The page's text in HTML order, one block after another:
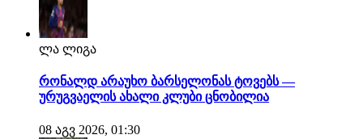
ლა ლიგა
რონალდ არაუხო ბარსელონას ტოვებს —
ურუგვაელის ახალი კლუბი ცნობილია
08 აგვ 2026, 01:30